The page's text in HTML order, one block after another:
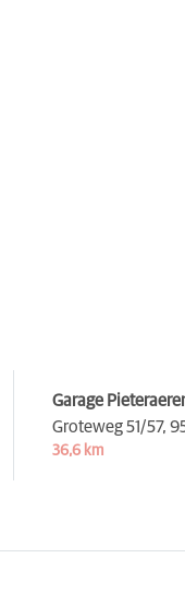
Garage
Groteweg 51/57,
36,6 km